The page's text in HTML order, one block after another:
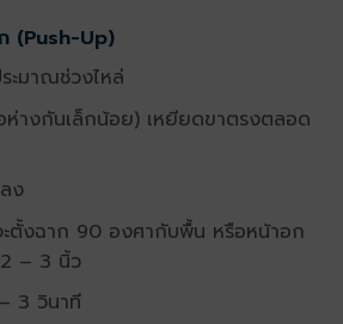
(Push-Up)
ะมาณช่วงไหล่
ห่างกันเล็กน้อย) เหยียดขาตรงตลอด
ง
ตั้งฉาก 90 องศากับพื้น หรือหน้าอก
– 3 นิ้ว
3 วินาที